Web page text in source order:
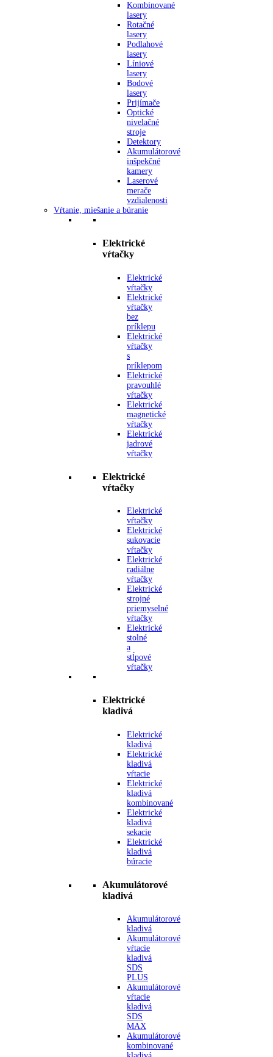
Kombinované
lasery
Rotačné
lasery
Podlahové
lasery
Líniové
lasery
Bodové
lasery
Prijímače
Optické
nivelačné
stroje
Detektory
Akumulátorové
inšpekčné
kamery
Laserové
merače
vzdialenosti
Vŕtanie, miešanie a búranie
Elektrické
vŕtačky
Elektrické
vŕtačky
Elektrické
vŕtačky
bez
príklepu
Elektrické
vŕtačky
s
príklepom
Elektrické
pravouhlé
vŕtačky
Elektrické
magnetické
vŕtačky
Elektrické
jadrové
vŕtačky
Elektrické
vŕtačky
Elektrické
vŕtačky
Elektrické
sukovacie
vŕtačky
Elektrické
radiálne
vŕtačky
Elektrické
strojné
priemyselné
vŕtačky
Elektrické
stolné
a
stĺpové
vŕtačky
Elektrické
kladivá
Elektrické
kladivá
Elektrické
kladivá
vŕtacie
Elektrické
kladivá
kombinované
Elektrické
kladivá
sekacie
Elektrické
kladivá
búracie
Akumulátorové
kladivá
Akumulátorové
kladivá
Akumulátorové
vŕtacie
kladivá
SDS
PLUS
Akumulátorové
vŕtacie
kladivá
SDS
MAX
Akumulátorové
kombinované